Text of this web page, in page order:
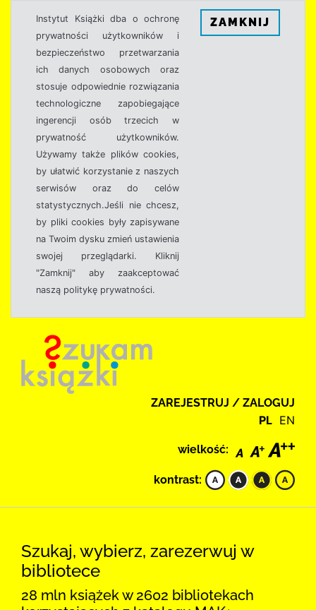
Instytut Książki dba o ochronę
prywatności użytkowników i
bezpieczeństwo przetwarzania
ich danych osobowych oraz
stosuje odpowiednie rozwiązania
technologiczne zapobiegające
ingerencji osób trzecich w
prywatność użytkowników.
Używamy także plików cookies,
by ułatwić korzystanie z naszych
serwisów oraz do celów
statystycznych.Jeśli nie chcesz,
by pliki cookies były zapisywane
na Twoim dysku zmień ustawienia
swojej przeglądarki. Kliknij
"Zamknij" aby zaakceptować
naszą politykę prywatności.
ZAMKNIJ
ZAREJESTRUJ / ZALOGUJ
PL EN
wielkość:
kontrast:
Szukaj, wybierz, zarezerwuj w
bibliotece
28 mln książek w 2602 bibliotekach